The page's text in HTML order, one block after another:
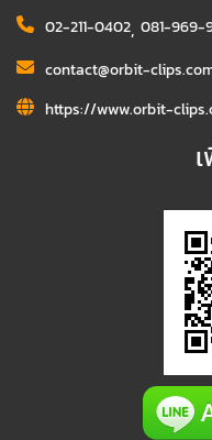
02-211-0402, 081-969-
contact@orbit-
https://www.orbit-